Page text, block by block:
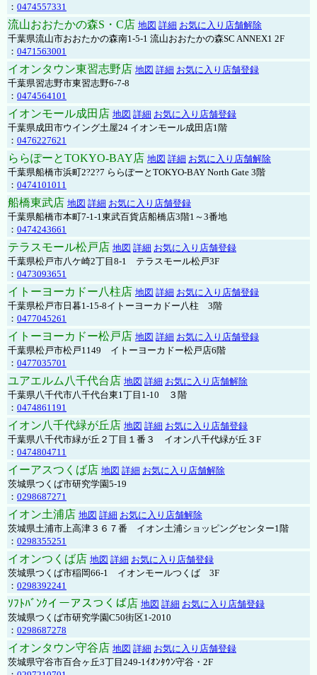
： 0474557331
流山おおたかの森S・C店 地図 詳細 お気に入り店舗解除
千葉県流山市おおたかの森南1-5-1 流山おおたかの森SC ANNEX1 2F
： 0471563001
イオンタウン東習志野店 地図 詳細 お気に入り店舗登録
千葉県習志野市東習志野6-7-8
： 0474564101
イオンモール成田店 地図 詳細 お気に入り店舗登録
千葉県成田市ウイング土屋24 イオンモール成田店1階
： 0476227621
ららぽーとTOKYO-BAY店 地図 詳細 お気に入り店舗解除
千葉県船橋市浜町2?2?7 ららぽーとTOKYO-BAY North Gate 3階
： 0474101011
船橋東武店 地図 詳細 お気に入り店舗登録
千葉県船橋市本町7-1-1東武百貨店船橋店3階1～3番地
： 0474243661
テラスモール松戸店 地図 詳細 お気に入り店舗登録
千葉県松戸市八ケ崎2丁目8-1 テラスモール松戸3F
： 0473093651
イトーヨーカドー八柱店 地図 詳細 お気に入り店舗登録
千葉県松戸市日暮1-15-8イトーヨーカドー八柱 3階
： 0477045261
イトーヨーカドー松戸店 地図 詳細 お気に入り店舗登録
千葉県松戸市松戸1149 イトーヨーカドー松戸店6階
： 0477035701
ユアエルム八千代台店 地図 詳細 お気に入り店舗解除
千葉県八千代市八千代台東1丁目1-10 ３階
： 0474861191
イオン八千代緑が丘店 地図 詳細 お気に入り店舗登録
千葉県八千代市緑が丘２丁目１番３ イオン八千代緑が丘３F
： 0474804711
イーアスつくば店 地図 詳細 お気に入り店舗解除
茨城県つくば市研究学園5-19
： 0298687271
イオン土浦店 地図 詳細 お気に入り店舗解除
茨城県土浦市上高津３６７番 イオン土浦ショッピングセンター1階
： 0298355251
イオンつくば店 地図 詳細 お気に入り店舗登録
茨城県つくば市稲岡66-1 イオンモールつくば 3F
： 0298392241
ｿﾌﾄﾊﾞﾝｸイーアスつくば店 地図 詳細 お気に入り店舗登録
茨城県つくば市研究学園C50街区1-2010
： 0298687278
イオンタウン守谷店 地図 詳細 お気に入り店舗登録
茨城県守谷市百合ヶ丘3丁目249-1ｲｵﾝﾀｳﾝ守谷・2F